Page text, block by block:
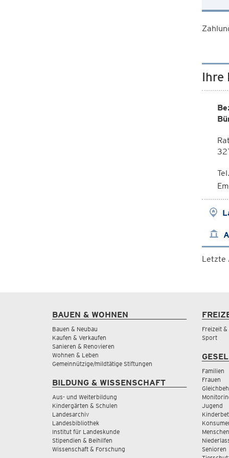
Ihre
Letzte
BAUEN & WOHNEN
Bauen & Neubau
Kaufen & Verkaufen
Sanieren & Renovieren
Wohnen & Leben
Gemeinnützige/mildtätige Stiftungen
BILDUNG & WISSENSCHAFT
Aus- und Weiterbildung
Kindergärten & Schulen
Landesarchiv
Landesbibliothek
Institut für Landeskunde
Stipendien & Beihilfen
Wissenschaft & Forschung
Freizeit
Sport
Familien
Frauen
Jugend
Senioren